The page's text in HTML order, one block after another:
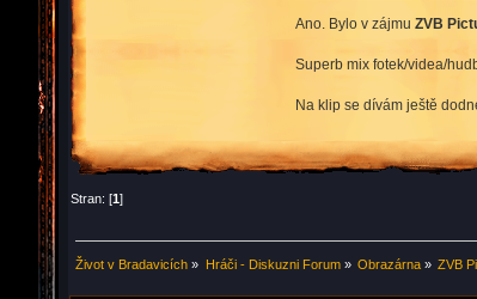
Ano. Bylo v zájmu ZVB
Superb mix fotek/videa/
Na klip se dívám ještě
Stran: [1]
Život v Bradavicích » Hráči - Diskuzni Forum» Obrazárna» ZVB